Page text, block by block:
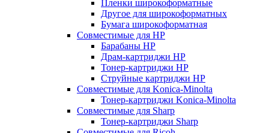
Пленки широкоформатные
Другое для широкоформатных
Бумага широкоформатная
Совместимые для HP
Барабаны HP
Драм-картриджи HP
Тонер-картриджи HP
Струйные картриджи HP
Совместимые для Konica-Minolta
Тонер-картриджи Konica-Minolta
Совместимые для Sharp
Тонер-картриджи Sharp